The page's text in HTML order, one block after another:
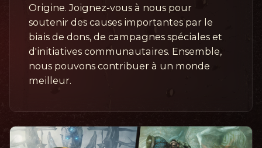
Origine. Joignez-vous à nous pour
soutenir des causes importantes par le
biais de dons, de campagnes spéciales et
d'initiatives communautaires. Ensemble,
nous pouvons contribuer à un monde
meilleur.